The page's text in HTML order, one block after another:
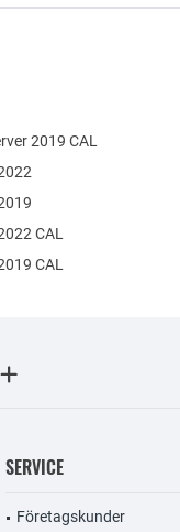
2019 CAL
CAL
CAL
SERVICE
Företagskunder